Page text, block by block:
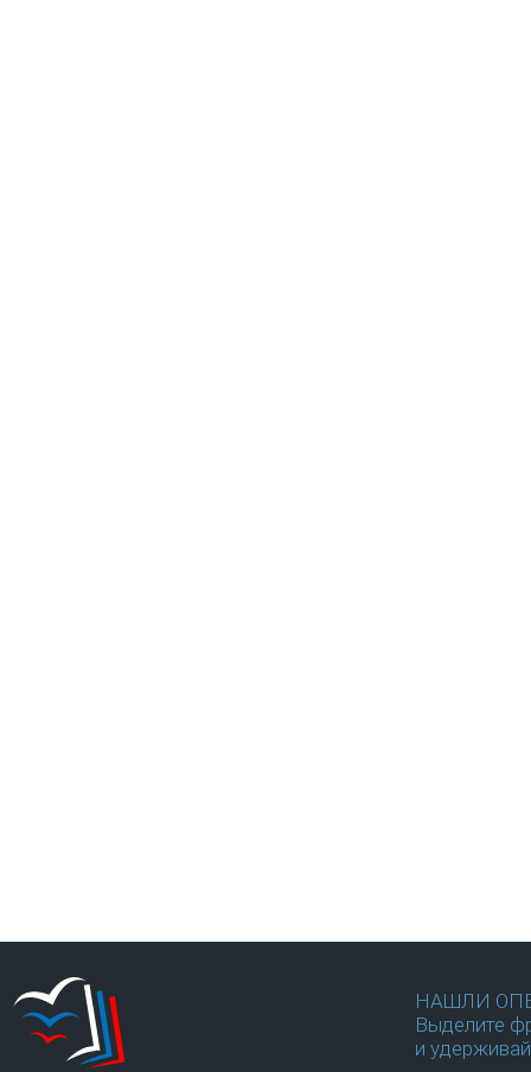
НАШЛИ
Выделите
и